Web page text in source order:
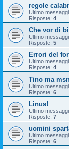
regole
Ultimo
Risposte: 4
Che vor di
Ultimo
Risposte: 5
Errori del
Ultimo
Risposte: 4
Tino ma
Ultimo
Risposte: 6
Linus!
Ultimo
Risposte: 7
uomini
Ultimo
Risposte: 6